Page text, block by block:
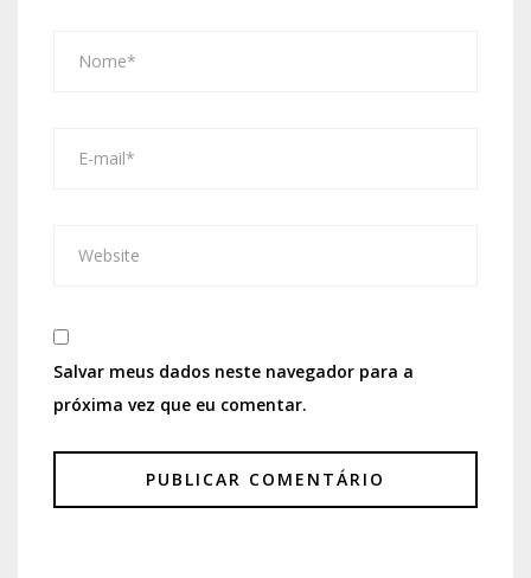
Salvar meus dados neste navegador para a
próxima vez que eu comentar.